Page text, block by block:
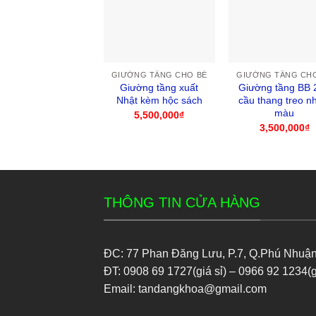
GIƯỜNG TẦNG CHO BÉ
Giường tầng xuất
Nhật kèm hộc sách
5,500,000₫
GIƯỜNG TẦNG
Giường tầng BB
cầu thang treo
màu
3,500,000₫
THÔNG TIN CỬA HÀNG
ĐC: 77 Phan Đăng Lưu, P.7, Q.Phú
ĐT: 0908 69 1727(giá sỉ) – 0966 92
Email: tandangkhoa@gmail.com